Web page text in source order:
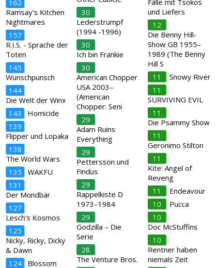
162
Ramsay’s Kitchen
Nightmares
157
R.I.S. - Sprache der
Toten
145
Wunschpunsch
144
Die Welt der Winx
143
Homicide
139
Flipper und Lopaka
138
The World Wars
135
WAKFU
131
Der Mondbär
127
Lesch's Kosmos
125
Nicky, Ricky, Dicky
& Dawn
124
Blossom
30
Lederstrumpf
(1994 -1996)
30
Ich bin Frankie
30
American Chopper
USA 2003–
(American
Chopper: Seni
29
Adam Ruins
Everything
29
Pettersson und
Findus
29
Rappelkiste D
1973–1984
29
Godzilla – Die
Serie
28
The Venture Bros.
Fälle mit Tsokos
und Liefers
12
Die Benny Hill-
Show GB 1955–
1989 (The Benny
Hill S
11
Snowy River
11
SURVIVING EVIL
11
Die Psammy Show
11
Geronimo Stilton
11
Kite: Angel of
Reveng
11
Endeavour
10
Pucca
10
Doc McStuffins
10
Rentner haben
niemals Zeit